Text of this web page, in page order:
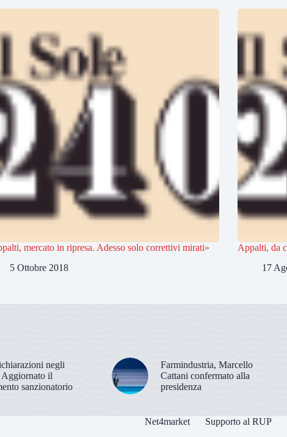
mercato in ripresa. Adesso solo correttivi mirati»
5 Ottobre 2018
Appalti, da
17
negli
Aggiornato il
sanzionatorio
Farmindustria, Marcello
Cattani confermato alla
presidenza
Net4market Supporto al RUP